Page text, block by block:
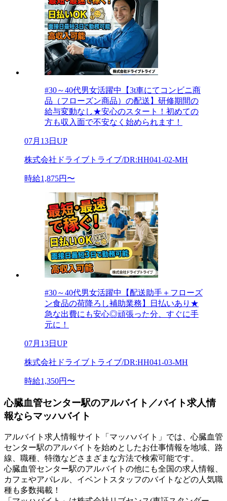
#30～40代男女活躍中【3t車にてコンビニ商
品（フローズン商品）の配送】研修期間の
給与変動なし★安心のスタート！初めての
方も収入面で不安なく始められます！
07月13日UP
株式会社ドライブトライブ/DR:HH041-02-MH
時給1,875円〜
#30～40代男女活躍中【配送助手＋フローズ
ン食品の荷降ろし補助業務】日払いあり★
急な出費にも安心◎頑張った分、すぐに手
元に！
07月13日UP
株式会社ドライブトライブ/DR:HH041-03-MH
時給1,350円〜
心臓血管センター駅のアルバイト／バイト求人情
報ならマッハバイト
アルバイト求人情報サイト「マッハバイト」では、心臓血管
センター駅のアルバイトを始めとしたお仕事情報を地域、路
線、職種、特徴などさまざまな方法で検索可能です。
心臓血管センター駅のアルバイトの他にも全国の求人情報、
カフェやアパレル、イベントスタッフのバイトなどの人気職
種も多数掲載！